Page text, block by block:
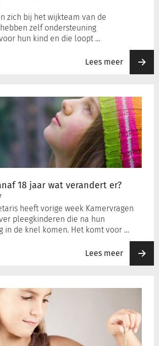
Inloggen
zich bij het wijkteam van de
zelf ondersteuning
hun kind en die loopt …
Lees meer
18 jaar wat verandert er?
heeft vorige week Kamervragen
pleegkinderen die na hun
in de knel komen. Het komt voor …
Lees meer